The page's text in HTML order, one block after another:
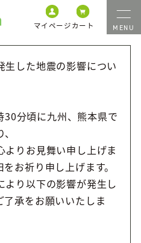
マイページカート
した地震の影響につい
分頃に九州、熊本県で
よりお見舞い申し上げま
お祈り申し上げます。
より以下の影響が発生し
了承をお願いいたしま